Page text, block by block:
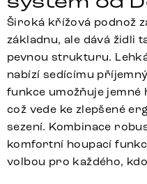
Široká křížová podnož
základnu, ale dává židli
pevnou strukturu.
nabízí sedícímu
funkce umožňuje jemné
což vede ke zlepšené
sezení. Kombinace
komfortní houpací
volbou pro každého,